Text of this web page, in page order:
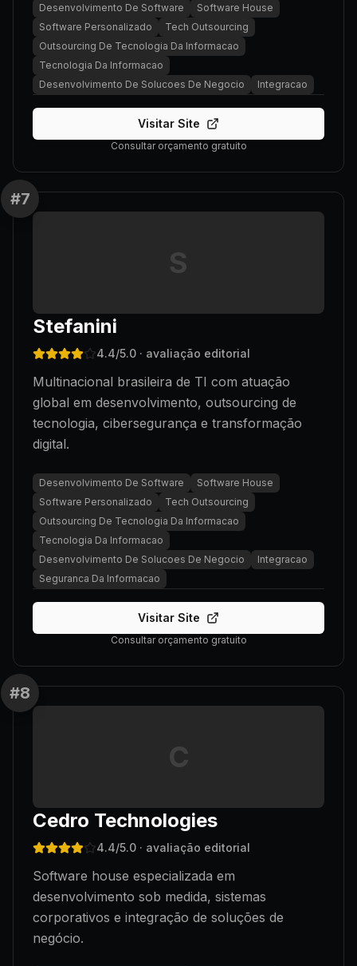
Desenvolvimento De Software
Software House
Software Personalizado
Tech Outsourcing
Outsourcing De Tecnologia Da Informacao
Tecnologia Da Informacao
Desenvolvimento De Solucoes De Negocio
Integracao
Visitar Site
Consultar orçamento gratuito
#7
S
Stefanini
4.4/5.0 · avaliação editorial
Multinacional brasileira de TI com atuação
global em desenvolvimento, outsourcing de
tecnologia, cibersegurança e transformação
digital.
Desenvolvimento De Software
Software House
Software Personalizado
Tech Outsourcing
Outsourcing De Tecnologia Da Informacao
Tecnologia Da Informacao
Desenvolvimento De Solucoes De Negocio
Integracao
Seguranca Da Informacao
Visitar Site
Consultar orçamento gratuito
#8
C
Cedro Technologies
4.4/5.0 · avaliação editorial
Software house especializada em
desenvolvimento sob medida, sistemas
corporativos e integração de soluções de
negócio.